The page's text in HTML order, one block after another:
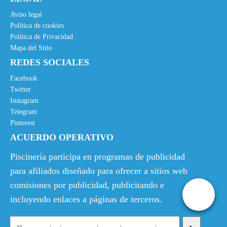
g
i
a
7
,
7
€
.
e
0
€
.
Aviso legal
Política de cookies
Política de Privacidad
Mapa del Sitio
REDES SOCIALES
Facebook
Twitter
Instagram
Telegram
Pinterest
ACUERDO OPERATIVO
Piscinería participa en programas de publicidad
para afiliados diseñado para ofrecer a sitios web
comisiones por publicidad, publicitando e
incluyendo enlaces a páginas de terceros.